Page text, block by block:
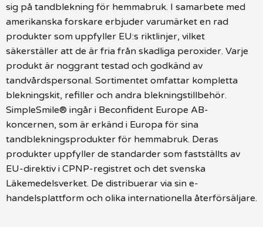
sig på tandblekning för hemmabruk. I samarbete med
amerikanska forskare erbjuder varumärket en rad
produkter som uppfyller EU:s riktlinjer, vilket
säkerställer att de är fria från skadliga peroxider. Varje
produkt är noggrant testad och godkänd av
tandvårdspersonal. Sortimentet omfattar kompletta
blekningskit, refiller och andra blekningstillbehör.
SimpleSmile® ingår i Beconfident Europe AB-
koncernen, som är erkänd i Europa för sina
tandblekningsprodukter för hemmabruk. Deras
produkter uppfyller de standarder som fastställts av
EU-direktiv i CPNP-registret och det svenska
Läkemedelsverket. De distribuerar via sin e-
handelsplattform och olika internationella återförsäljare.